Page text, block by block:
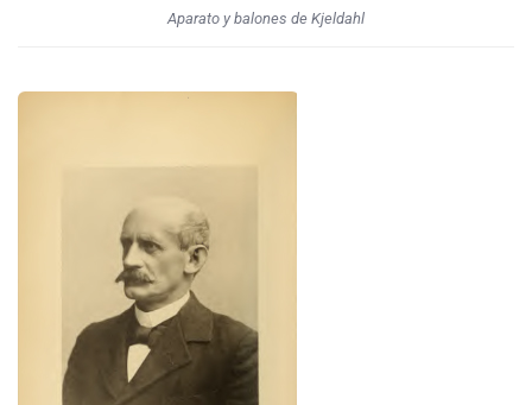
Aparato y balones de Kjeldahl